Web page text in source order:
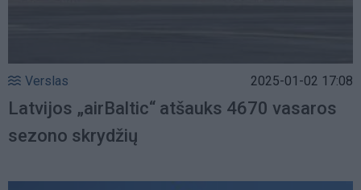
Verslas 2025-01-02 17:08
Latvijos „airBaltic“ atšauks 4670 vasaros
sezono skrydžių